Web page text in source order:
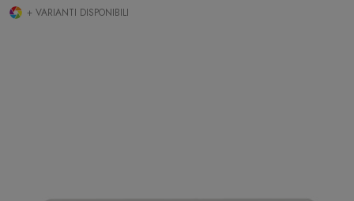
+ VARIANTI DISPONIBILI